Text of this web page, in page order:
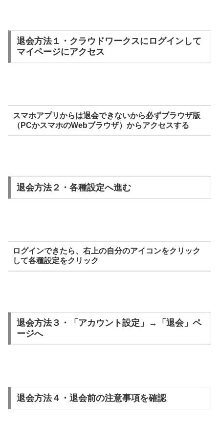
退会方法１・クラウドワークスにログインして
マイページにアクセス
スマホアプリからは退会できないから必ずブラウザ版
（PCかスマホのWebブラウザ）からアクセスする
退会方法２・各種設定へ進む
ログインできたら、右上の自分のアイコンをクリック
して各種設定をクリック
退会方法３・「アカウント設定」→「退会」ペ
ージへ
退会方法４・退会前の注意事項を確認